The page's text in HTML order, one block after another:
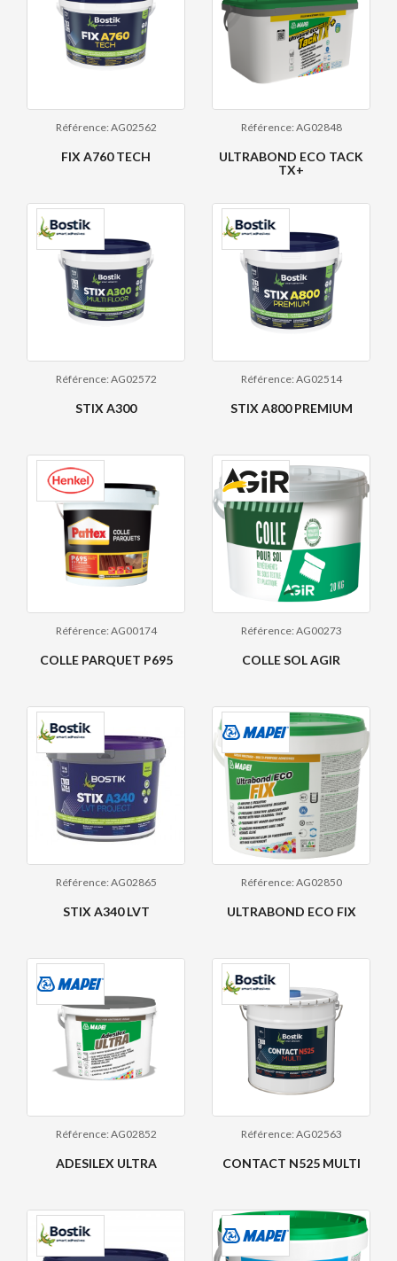
Référence: AG02562
FIX A760 TECH
Référence: AG02848
ULTRABOND ECO TACK
TX+
Référence: AG02572
STIX A300
Référence: AG02514
STIX A800 PREMIUM
Référence: AG00174
COLLE PARQUET P695
Référence: AG00273
COLLE SOL AGIR
Référence: AG02865
STIX A340 LVT
Référence: AG02850
ULTRABOND ECO FIX
Référence: AG02852
ADESILEX ULTRA
Référence: AG02563
CONTACT N525 MULTI